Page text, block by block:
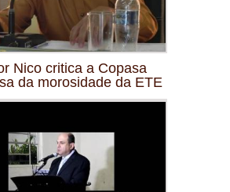
Nico critica a Copasa
da morosidade da ETE